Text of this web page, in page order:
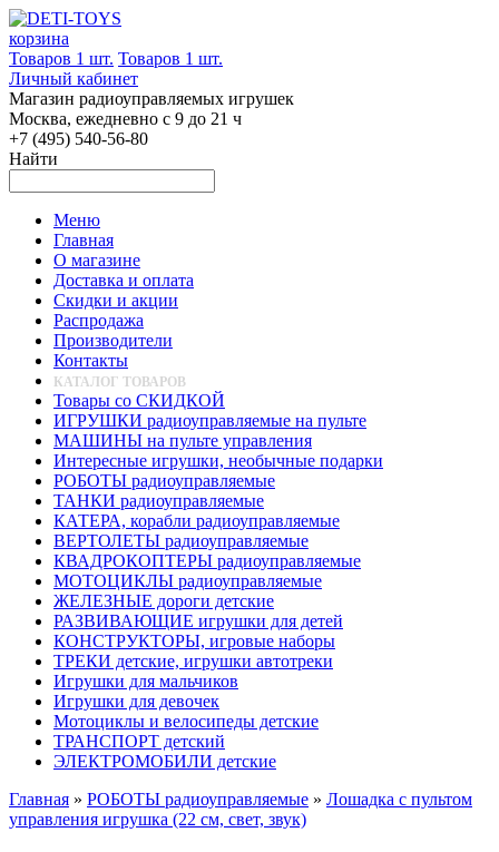
корзина
Товаров 1 шт. Товаров 1 шт.
Личный кабинет
Магазин радиоуправляемых игрушек
Москва, ежедневно с 9 до 21 ч
+7 (495) 540-56-80
Найти
Меню
Главная
О магазине
Доставка и оплата
Скидки и акции
Распродажа
Производители
Контакты
КАТАЛОГ ТОВАРОВ
Товары со СКИДКОЙ
ИГРУШКИ радиоуправляемые на пульте
МАШИНЫ на пульте управления
Интересные игрушки, необычные подарки
РОБОТЫ радиоуправляемые
ТАНКИ радиоуправляемые
КАТЕРА, корабли радиоуправляемые
ВЕРТОЛЕТЫ радиоуправляемые
КВАДРОКОПТЕРЫ радиоуправляемые
МОТОЦИКЛЫ радиоуправляемые
ЖЕЛЕЗНЫЕ дороги детские
РАЗВИВАЮЩИЕ игрушки для детей
КОНСТРУКТОРЫ, игровые наборы
ТРЕКИ детские, игрушки автотреки
Игрушки для мальчиков
Игрушки для девочек
Мотоциклы и велосипеды детские
ТРАНСПОРТ детский
ЭЛЕКТРОМОБИЛИ детские
Главная » РОБОТЫ радиоуправляемые » Лошадка с пультом
управления игрушка (22 см, свет, звук)